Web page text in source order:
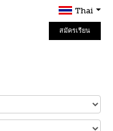
Thai
สมัครเรียน
Online